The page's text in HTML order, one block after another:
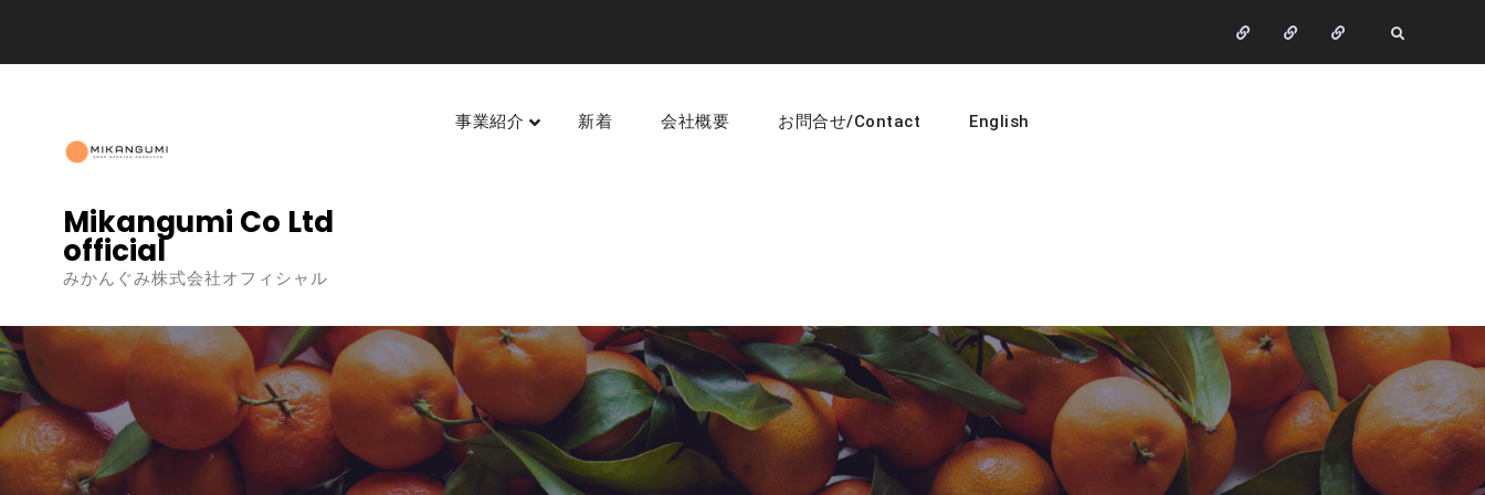
Mikangumi Co Ltd
official
みかんぐみ株式会社オフィシャル
事業紹介 新着 会社概要 お問合せ/Contact English